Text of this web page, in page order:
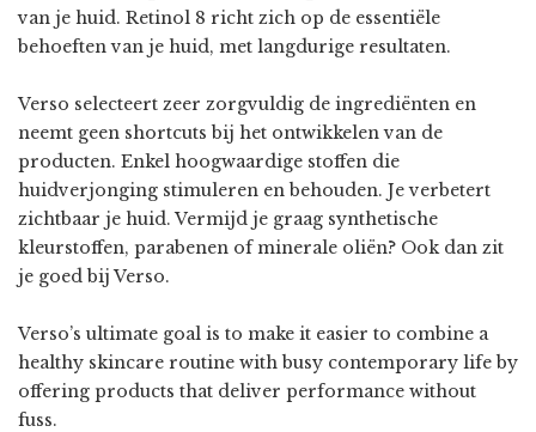
van je huid. Retinol 8 richt zich op de essentiële
behoeften van je huid, met langdurige resultaten.
Verso selecteert zeer zorgvuldig de ingrediënten en
neemt geen shortcuts bij het ontwikkelen van de
producten. Enkel hoogwaardige stoffen die
huidverjonging stimuleren en behouden. Je verbetert
zichtbaar je huid. Vermijd je graag synthetische
kleurstoffen, parabenen of minerale oliën? Ook dan zit
je goed bij Verso.
Verso’s ultimate goal is to make it easier to combine a
healthy skincare routine with busy contemporary life by
offering products that deliver performance without
fuss.